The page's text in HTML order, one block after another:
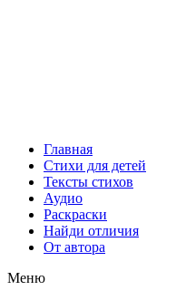
Главная
Стихи для детей
Тексты стихов
Аудио
Раскраски
Найди отличия
От автора
Меню